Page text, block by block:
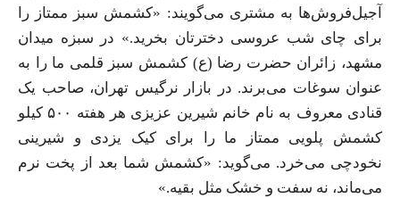
آجیل‌فروش‌ها به مشتری می‌گویند: «کشمش سبز ممتاز را
برای چای شب عروسی دخترتان بخرید.» در سبزه میدان
مشهد، زائران حضرت رضا (ع) کشمش سبز قلمی ما را به
عنوان سوغات می‌برند. در بازار نرگیس تهران، صاحب یک
قنادی معروف به نام خانم شیرین عزیزی هر هفته ۵۰۰ کیلو
کشمش پلویی ممتاز ما را برای کیک یزدی و شیرینی
نخودچی می‌خرد. می‌گوید: «کشمش شما بعد از پخت نرم
می‌ماند، نه سفت و خشک مثل بقیه.»